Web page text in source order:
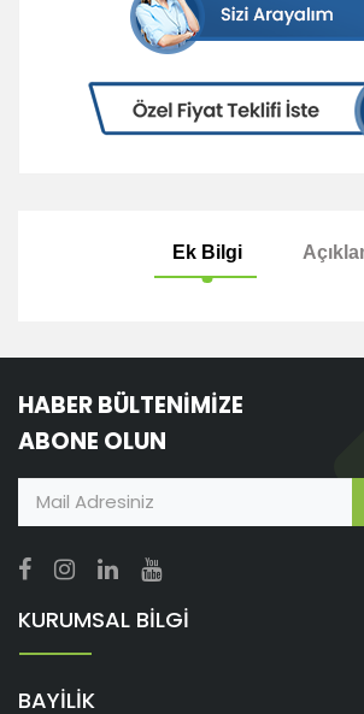
HABER BÜLTENİMİZE
ABONE OLUN
KURUMSAL BİLGİ
BAYİLİK